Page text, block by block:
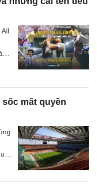
mất quyền